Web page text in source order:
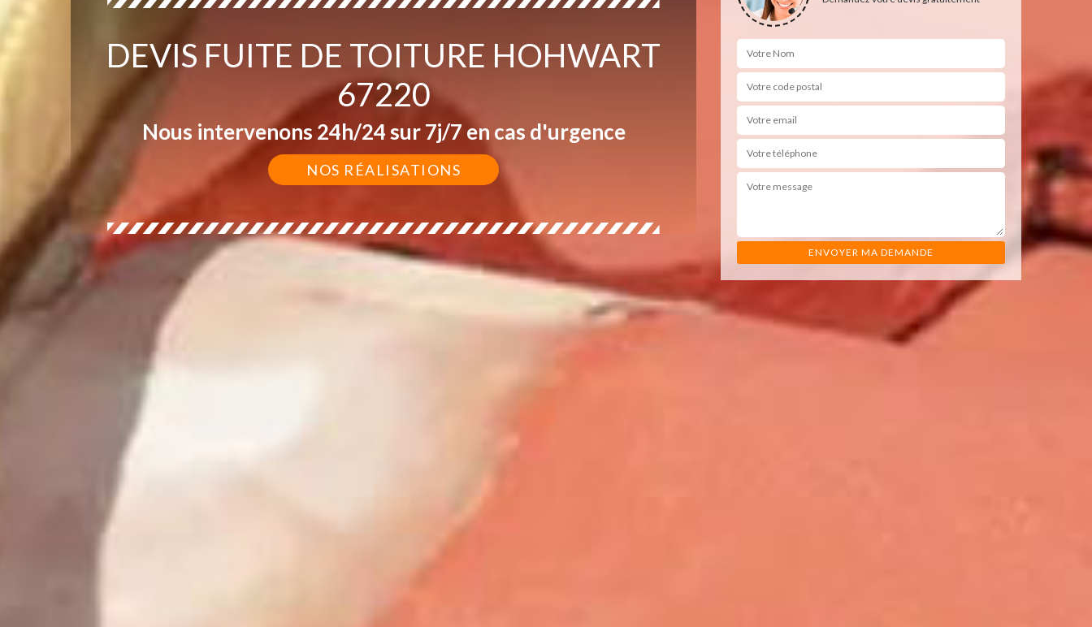
DEVIS FUITE DE TOITURE HOHWART
67220
Nous intervenons 24h/24 sur 7j/7 en cas d'urgence
NOS RÉALISATIONS